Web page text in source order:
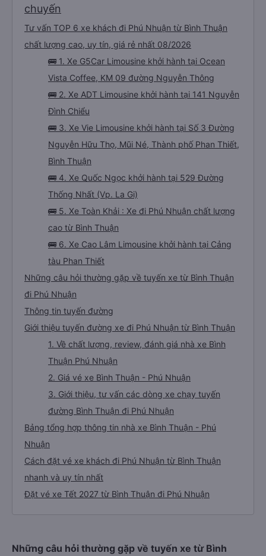
chuyến
Tư vấn TOP 6 xe khách đi Phú Nhuận từ Bình Thuận
chất lượng cao, uy tín, giá rẻ nhất 08/2026
🚌 1. Xe G5Car Limousine khởi hành tại Ocean
Vista Coffee, KM 09 đường Nguyễn Thông
🚌 2. Xe ADT Limousine khởi hành tại 141 Nguyễn
Đình Chiểu
🚌 3. Xe Vie Limousine khởi hành tại Số 3 Đường
Nguyễn Hữu Thọ, Mũi Né, Thành phố Phan Thiết,
Bình Thuận
🚌 4. Xe Quốc Ngọc khởi hành tại 529 Đường
Thống Nhất (Vp. La Gi)
🚌 5. Xe Toàn Khải : Xe đi Phú Nhuận chất lượng
cao từ Bình Thuận
🚌 6. Xe Cao Lâm Limousine khởi hành tại Cảng
tàu Phan Thiết
Những câu hỏi thường gặp về tuyến xe từ Bình Thuận
đi Phú Nhuận
Thông tin tuyến đường
Giới thiệu tuyến đường xe đi Phú Nhuận từ Bình Thuận
1. Về chất lượng, review, đánh giá nhà xe Bình
Thuận Phú Nhuận
2. Giá vé xe Bình Thuận - Phú Nhuận
3. Giới thiệu, tư vấn các dòng xe chạy tuyến
đường Bình Thuận đi Phú Nhuận
Bảng tổng hợp thông tin nhà xe Bình Thuận - Phú
Nhuận
Cách đặt vé xe khách đi Phú Nhuận từ Bình Thuận
nhanh và uy tín nhất
Đặt vé xe Tết 2027 từ Bình Thuận đi Phú Nhuận
Những câu hỏi thường gặp về tuyến xe từ Bình